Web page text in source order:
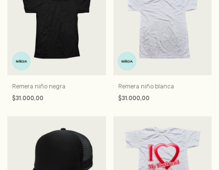
Remera niño negra
$31.000,00
Remera niño blanca
$31.000,00